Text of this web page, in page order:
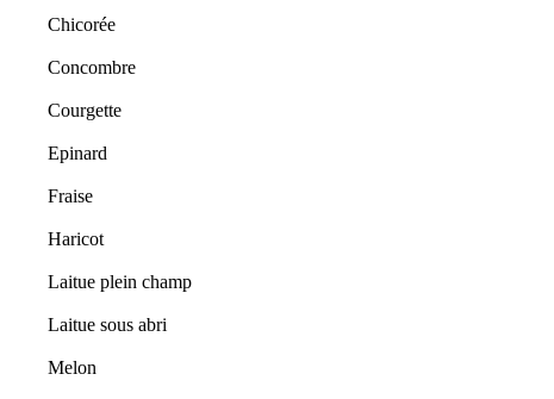
Chicorée
Concombre
Courgette
Epinard
Fraise
Haricot
Laitue plein champ
Laitue sous abri
Melon